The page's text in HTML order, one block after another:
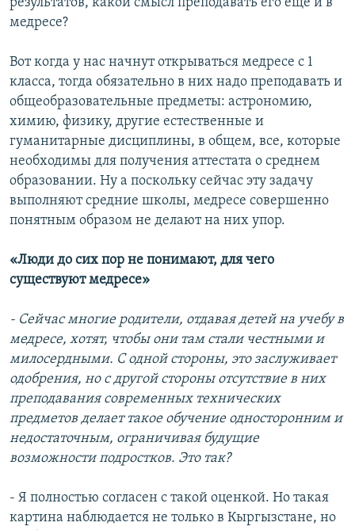
результатов, какой смысл преподавать его еще и в
медресе?
Вот когда у нас начнут открываться медресе с 1
класса, тогда обязательно в них надо преподавать и
общеобразовательные предметы: астрономию,
химию, физику, другие естественные и
гуманитарные дисциплины, в общем, все, которые
необходимы для получения аттестата о среднем
образовании. Ну а поскольку сейчас эту задачу
выполняют средние школы, медресе совершенно
понятным образом не делают на них упор.
«Люди до сих пор не понимают, для чего
существуют медресе»
- Сейчас многие родители, отдавая детей на учебу в
медресе, хотят, чтобы они там стали честными и
милосердными. С одной стороны, это заслуживает
одобрения, но с другой стороны отсутствие в них
преподавания современных технических
предметов делает такое обучение односторонним и
недостаточным, ограничивая будущие
возможности подростков. Это так?
- Я полностью согласен с такой оценкой. Но такая
картина наблюдается не только в Кыргызстане, но